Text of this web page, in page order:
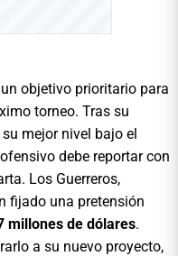
objetivo prioritario para
torneo. Tras su
mejor nivel bajo el
debe reportar con
Los Guerreros,
fijado una pretensión
millones de dólares.
a su nuevo proyecto,